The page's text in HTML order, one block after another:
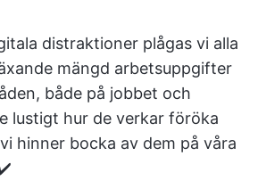
distraktioner plågas vi alla
mängd arbetsuppgifter
både på jobbet och
lustigt hur de verkar föröka
hinner bocka av dem på våra